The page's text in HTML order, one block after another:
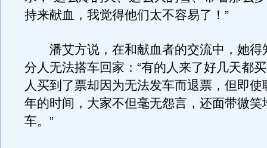
持来献血，我觉得他们太不容易了！”
潘艾方说，在和献血者的交流中，她得
分人无法搭车回家：“有的人来了好几天都
人买到了票却因为无法发车而退票，但即使
年的时间，大家不但毫无怨言，还面带微笑
车。”